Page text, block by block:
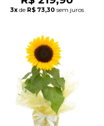
3x de R$ 73,30 sem juros